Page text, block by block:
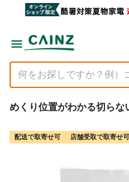
めくり位置がわかる切らな
配送で取寄せ可 店舗受取で取寄せ可